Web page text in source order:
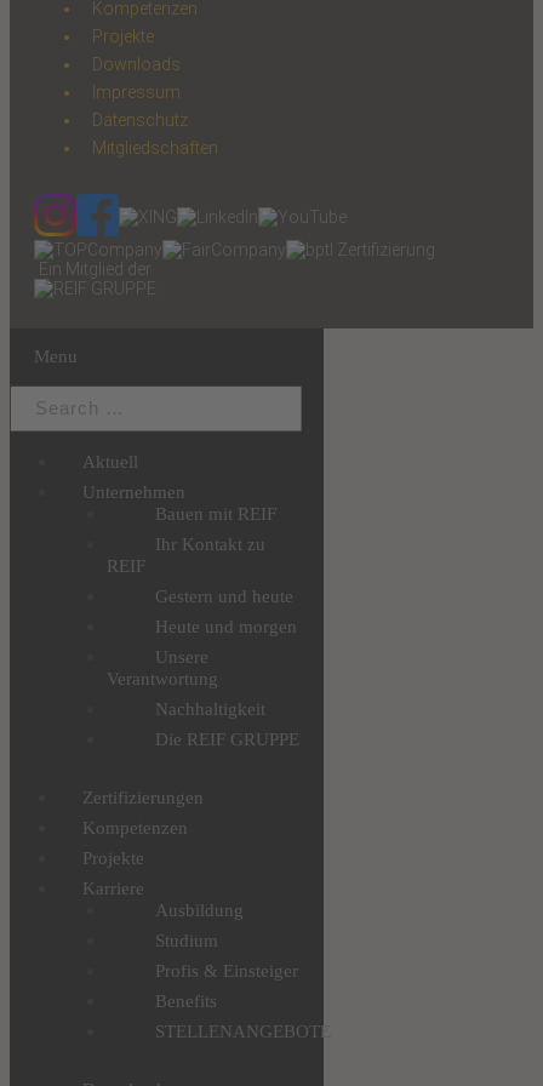
Kompetenzen
Projekte
Downloads
Impressum
Datenschutz
Mitgliedschaften
Ein Mitglied der
Menu
Aktuell
Unternehmen
Bauen mit REIF
Ihr Kontakt zu
REIF
Gestern und heute
Heute und morgen
Unsere
Verantwortung
Nachhaltigkeit
Die REIF GRUPPE
Zertifizierungen
Kompetenzen
Projekte
Karriere
Ausbildung
Studium
Profis & Einsteiger
Benefits
STELLENANGEBOTE